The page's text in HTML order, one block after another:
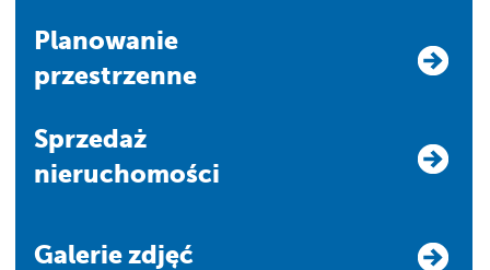
Planowanie
przestrzenne
Sprzedaż
nieruchomości
Galerie zdjęć